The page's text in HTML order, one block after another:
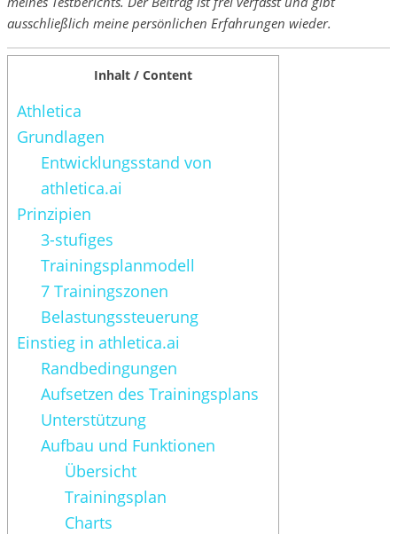
ausschließlich meine persönlichen Erfahrungen wieder.
Inhalt / Content
Athletica
Grundlagen
Entwicklungsstand von
athletica.ai
Prinzipien
3-stufiges
Trainingsplanmodell
7 Trainingszonen
Belastungssteuerung
Einstieg in athletica.ai
Randbedingungen
Aufsetzen des Trainingsplans
Unterstützung
Aufbau und Funktionen
Übersicht
Trainingsplan
Charts